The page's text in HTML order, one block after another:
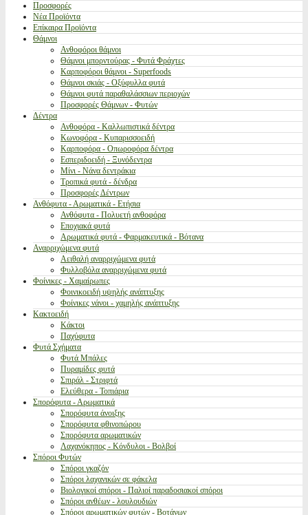
Προσφορές
Νέα Προϊόντα
Επίκαιρα Προϊόντα
Θάμνοι
Ανθοφόροι θάμνοι
Θάμνοι μπορντούρας - Φυτά Φράχτες
Καρποφόροι θάμνοι - Superfoods
Θάμνοι σκιάς - Οξύφυλλα φυτά
Θάμνοι φυτά παραθαλάσσιων περιοχών
Προσφορές Θάμνων - Φυτών
Δέντρα
Ανθοφόρα - Καλλωπιστικά δέντρα
Κωνοφόρα - Κυπαρισσοειδή
Καρποφόρα - Οπωροφόρα δέντρα
Εσπεριδοειδή - Ξυνόδεντρα
Μίνι - Νάνα δεντράκια
Τροπικά φυτά - δένδρα
Προσφορές Δέντρων
Ανθόφυτα - Αρωματικά - Ετήσια
Ανθόφυτα - Πολυετή ανθοφόρα
Εποχιακά φυτά
Αρωματικά φυτά - Φαρμακευτικά - Βότανα
Αναρριχώμενα φυτά
Αειθαλή αναρριχώμενα φυτά
Φυλλοβόλα αναρριχώμενα φυτά
Φοίνικες - Χαμαίρωπες
Φοινικοειδή υψηλής ανάπτυξης
Φοίνικες νάνοι - χαμηλής ανάπτυξης
Κακτοειδή
Κάκτοι
Παχύφυτα
Φυτά Σχήματα
Φυτά Μπάλες
Πυραμίδες φυτά
Σπιράλ - Στριφτά
Ελεύθερα - Τοπιάρια
Σπορόφυτα - Αρωματικά
Σπορόφυτα άνοιξης
Σπορόφυτα φθινοπώρου
Σπορόφυτα αρωματικών
Λαχανόκηπος - Κόνδυλοι - Βολβοί
Σπόροι Φυτών
Σπόροι γκαζόν
Σπόροι λαχανικών σε φάκελα
Βιολογικοί σπόροι - Παλιοί παραδοσιακοί σπόροι
Σπόροι ανθέων - λουλουδιών
Σπόροι αρωματικών φυτών - Βοτάνων